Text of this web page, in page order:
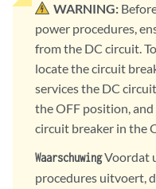
WARNING:
power procedures,
from the DC circuit.
locate the circuit
services the DC
the OFF position,
circuit breaker in the
WaarschuwingVoordat
procedures uitvoert,